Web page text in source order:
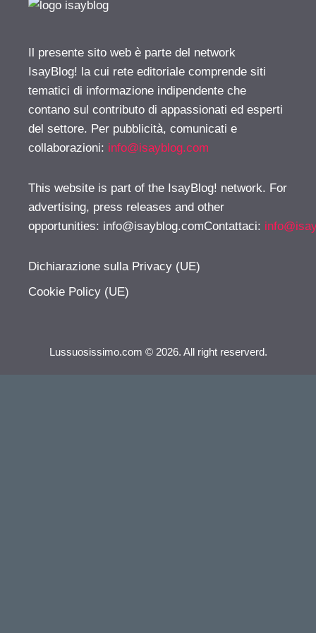
Il presente sito web è parte del network
IsayBlog! la cui rete editoriale comprende siti
tematici di informazione indipendente che
contano sul contributo di appassionati ed esperti
del settore. Per pubblicità, comunicati e
collaborazioni: info@isayblog.com
This website is part of the IsayBlog! network. For
advertising, press releases and other
opportunities: info@isayblog.comContattaci:
Dichiarazione sulla Privacy (UE)
Cookie Policy (UE)
Lussuosissimo.com © 2026. All right reserverd.